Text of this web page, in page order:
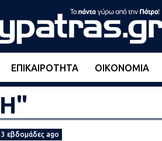
ΕΠΙΚΑΙΡΌΤΗΤΑ ΟΙΚΟΝΟΜΊΑ
3 εβδομάδες ago